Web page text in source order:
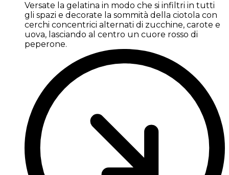
Versate la gelatina in modo che si infiltri in tutti
gli spazi e decorate la sommità della ciotola con
cerchi concentrici alternati di zucchine, carote e
uova, lasciando al centro un cuore rosso di
peperone.